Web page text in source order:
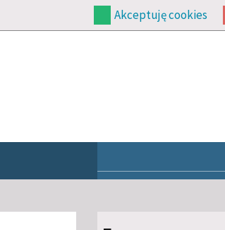
Akceptuję cookies